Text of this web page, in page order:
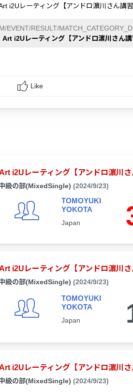
i2Uレーティング【アンドロ濵川さん講習
EVENT/RESULT/
Art i2Uレーティング【アンドロ濵川さん講
Like
i2Uレーティング【アンドロ濵川さ
級の部(MixedSingle) (2024/9/23)
TOMOYUKI
YOKOTA
Japan
i2Uレーティング【アンドロ濵川さ
級の部(MixedSingle) (2024/9/23)
TOMOYUKI
YOKOTA
Japan
i2Uレーティング【アンドロ濵川さ
級の部(MixedSingle) (2024/9/23)